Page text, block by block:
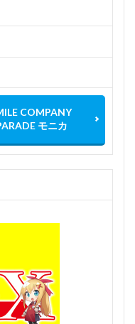
COMPANY
モニカ